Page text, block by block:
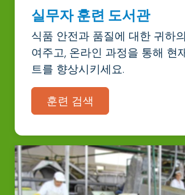
실무자 훈련 도서관
식품 안전과 품질에 대한 귀하
여주고, 온라인 과정을 통해 현
트를 향상시키세요.
훈련 검색